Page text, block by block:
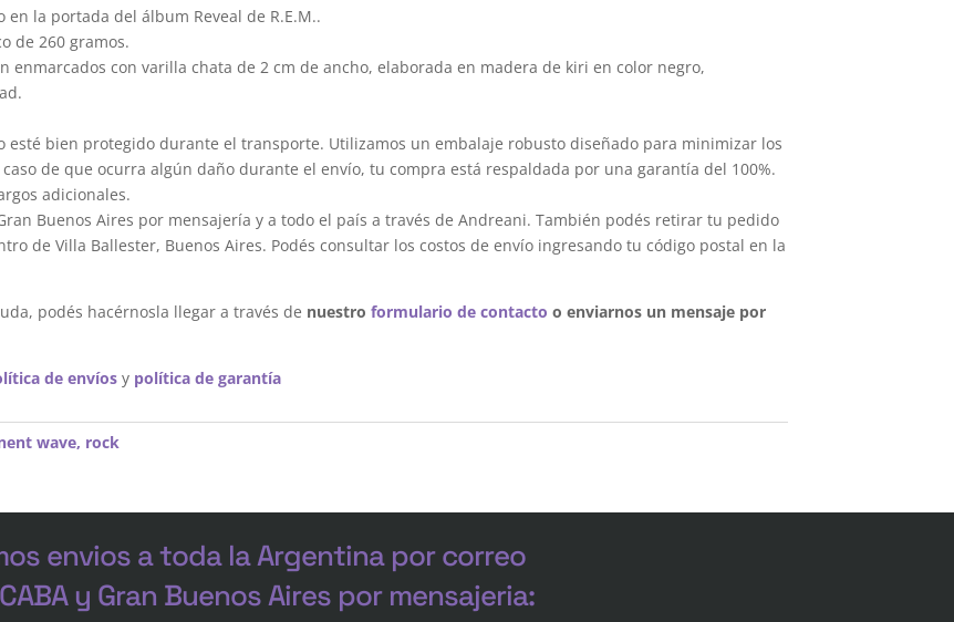
la portada del álbum Reveal de R.E.M..
de 260 gramos.
enmarcados con varilla chata de 2 cm de ancho, elaborada en madera de kiri en color negro,
esté bien protegido durante el transporte. Utilizamos un embalaje robusto diseñado para minimizar los
de que ocurra algún daño durante el envío, tu compra está respaldada por una garantía del 100%.
adicionales.
Buenos Aires por mensajería y a todo el país a través de Andreani. También podés retirar tu pedido
de Villa Ballester, Buenos Aires. Podés consultar los costos de envío ingresando tu código postal en la
podés hacérnosla llegar a través de nuestroformulario de contacto o enviarnos un mensaje por
de envíos y política de garantía
wave, rock
envios a toda la Argentina por correo
y Gran Buenos Aires por mensajeria: